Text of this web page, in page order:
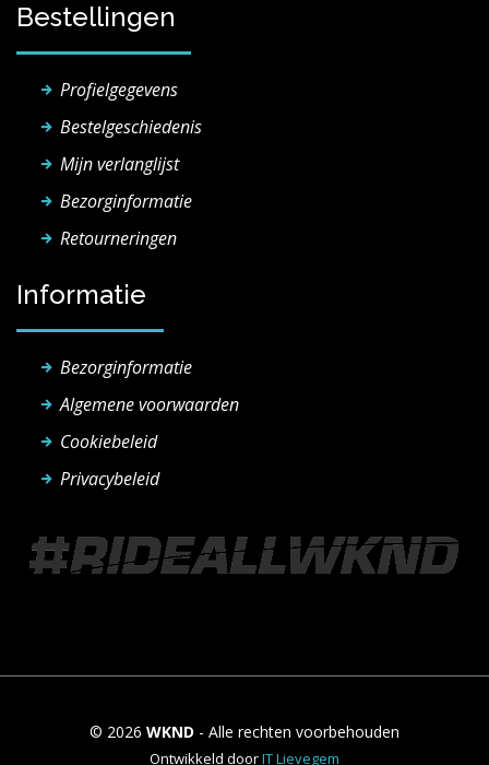
Bestellingen
Profielgegevens
Bestelgeschiedenis
Mijn verlanglijst
Bezorginformatie
Retourneringen
Informatie
Bezorginformatie
Algemene voorwaarden
Cookiebeleid
Privacybeleid
© 2026 WKND - Alle rechten voorbehouden
Ontwikkeld doorIT Lievegem